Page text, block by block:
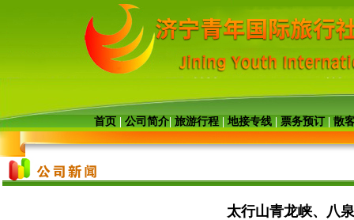
首页 |公司简介 旅游行程 |地接专线 票务预订| 散
太行山青龙峡、八